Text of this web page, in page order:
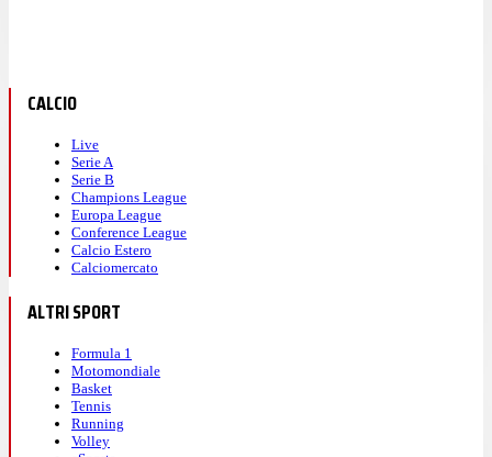
CALCIO
Live
Serie A
Serie B
Champions League
Europa League
Conference League
Calcio Estero
Calciomercato
ALTRI SPORT
Formula 1
Motomondiale
Basket
Tennis
Running
Volley